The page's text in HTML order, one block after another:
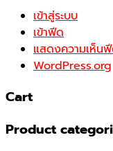
เข้าสู่ระบบ
เข้าฟีด
แสดงความเห็น
WordPress.org
Cart
Product